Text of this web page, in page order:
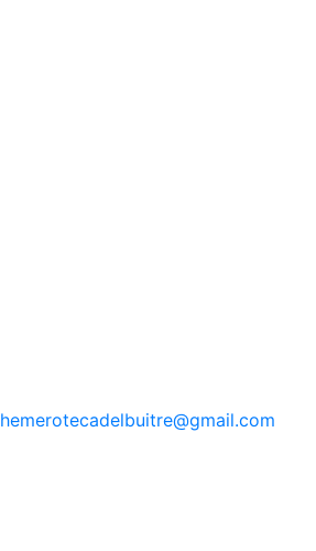
hemerotecadelbuitre@gmail.com